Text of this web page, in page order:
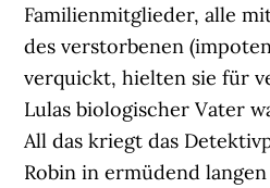
Familienmitglieder, alle
des verstorbenen
verquickt, hielten sie für
Lulas biologischer Vater
All das kriegt das
Robin in ermüdend